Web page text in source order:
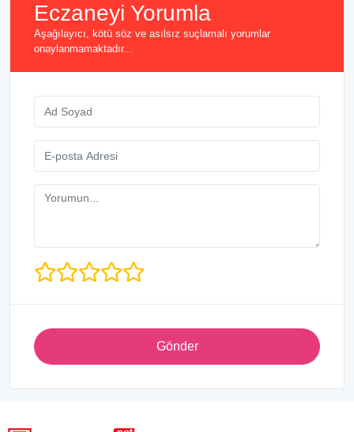
Eczaneyi Yorumla
Aşağılayıcı, kötü söz ve asılsız suçlamalı yorumlar
onaylanmamaktadır...
Gönder